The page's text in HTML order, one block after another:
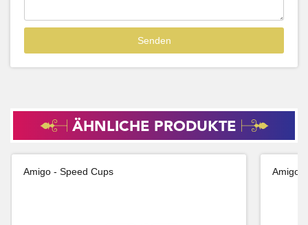
ÄHNLICHE PRODUKTE
Amigo - Speed Cups Amigo